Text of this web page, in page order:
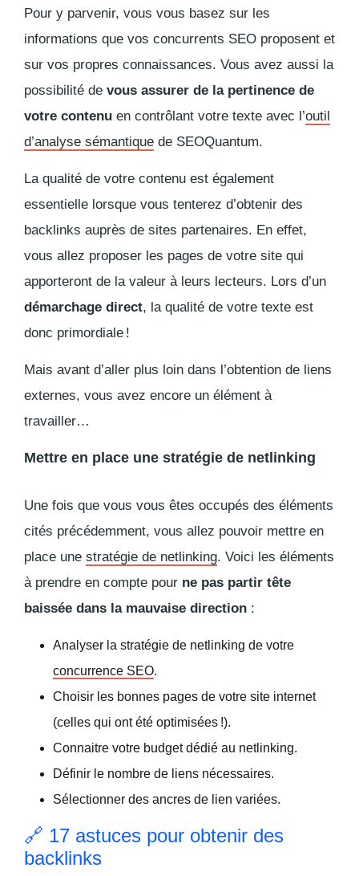
Pour y parvenir, vous vous basez sur les
informations que vos concurrents SEO proposent et
sur vos propres connaissances. Vous avez aussi la
possibilité de vous assurer de la pertinence de
votre contenu en contrôlant votre texte avec l’outil
d’analyse sémantique de SEOQuantum.
La qualité de votre contenu est également
essentielle lorsque vous tenterez d’obtenir des
backlinks auprès de sites partenaires. En effet,
vous allez proposer les pages de votre site qui
apporteront de la valeur à leurs lecteurs. Lors d’un
démarchage direct, la qualité de votre texte est
donc primordiale !
Mais avant d’aller plus loin dans l’obtention de liens
externes, vous avez encore un élément à
travailler…
Mettre en place une stratégie de netlinking
Une fois que vous vous êtes occupés des éléments
cités précédemment, vous allez pouvoir mettre en
place une stratégie de netlinking. Voici les éléments
à prendre en compte pour ne pas partir tête
baissée dans la mauvaise direction :
Analyser la stratégie de netlinking de votre
concurrence SEO.
Choisir les bonnes pages de votre site internet
(celles qui ont été optimisées !).
Connaitre votre budget dédié au netlinking.
Définir le nombre de liens nécessaires.
Sélectionner des ancres de lien variées.
🔗 17 astuces pour obtenir des
backlinks